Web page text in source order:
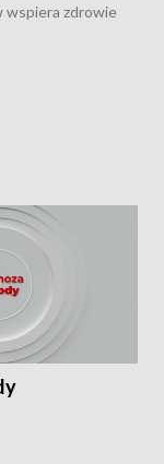
wspiera zdrowie